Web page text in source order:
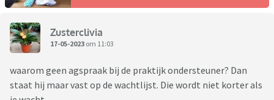
Zusterclivia
17-05-2023 om 11:03
waarom geen agspraak bij de praktijk ondersteuner? Dan
staat hij maar vast op de wachtlijst. Die wordt niet korter als